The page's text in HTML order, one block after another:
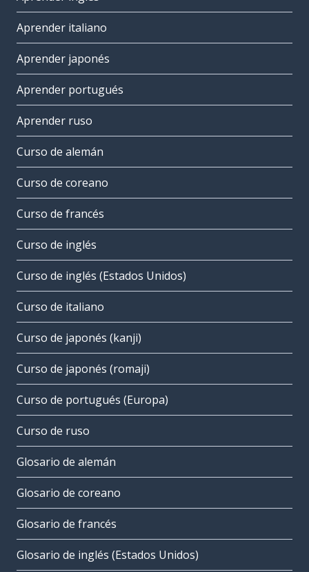
Aprender italiano
Aprender japonés
Aprender portugués
Aprender ruso
Curso de alemán
Curso de coreano
Curso de francés
Curso de inglés
Curso de inglés (Estados Unidos)
Curso de italiano
Curso de japonés (kanji)
Curso de japonés (romaji)
Curso de portugués (Europa)
Curso de ruso
Glosario de alemán
Glosario de coreano
Glosario de francés
Glosario de inglés (Estados Unidos)